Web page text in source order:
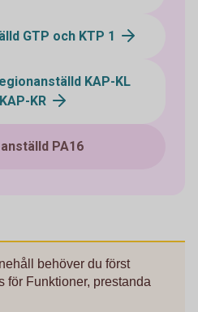
GTP och KTP 1
KAP-KL
KR
PA16
behöver du först
för Funktioner, prestanda